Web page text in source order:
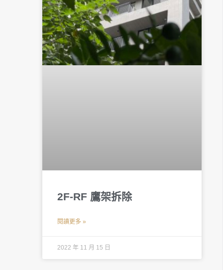
2F-RF 鷹架拆除
閱讀更多 »
2022 年 11 月 15 日